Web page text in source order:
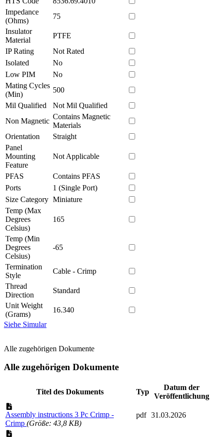
Impedance
(Ohms)
75
Insulator
Material
PTFE
IP Rating
Not Rated
Isolated
No
Low PIM
No
Mating Cycles
(Min)
500
Mil Qualified
Not Mil Qualified
Non Magnetic
Contains Magnetic
Materials
Orientation
Straight
Panel
Mounting
Feature
Not Applicable
PFAS
Contains PFAS
Ports
1 (Single Port)
Size Category Miniature
Temp (Max
Degrees
Celsius)
165
Temp (Min
Degrees
Celsius)
-65
Termination
Style
Cable - Crimp
Thread
Direction
Standard
Unit Weight
(Grams)
16.340
Siehe Simular
Alle zugehörigen Dokumente
Alle zugehörigen Dokumente
Titel des Dokuments Typ
Datum der
Veröffentlichung
Assembly instructions 3 Pc Crimp -
Crimp (Größe: 43,8 KB)
pdf 31.03.2026